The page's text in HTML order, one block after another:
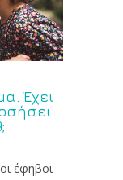
Έχει
έφηβοι